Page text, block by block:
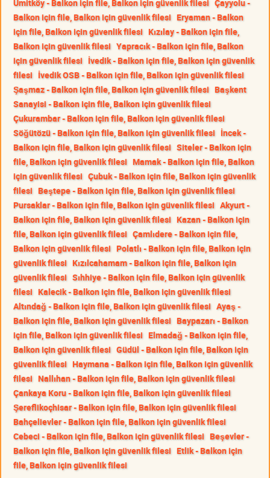
Ümitköy - Balkon için file, Balkon için güvenlik filesi Çayyolu -
Balkon için file, Balkon için güvenlik filesi Eryaman - Balkon
için file, Balkon için güvenlik filesi Kızılay - Balkon için file,
Balkon için güvenlik filesi Yapracık - Balkon için file, Balkon
için güvenlik filesi İvedik - Balkon için file, Balkon için güvenlik
filesi İvedik OSB - Balkon için file, Balkon için güvenlik filesi
Şaşmaz - Balkon için file, Balkon için güvenlik filesi Başkent
Sanayisi - Balkon için file, Balkon için güvenlik filesi
Çukurambar - Balkon için file, Balkon için güvenlik filesi
Söğütözü - Balkon için file, Balkon için güvenlik filesi İncek -
Balkon için file, Balkon için güvenlik filesi Siteler - Balkon için
file, Balkon için güvenlik filesi Mamak - Balkon için file, Balkon
için güvenlik filesi Çubuk - Balkon için file, Balkon için güvenlik
filesi Beştepe - Balkon için file, Balkon için güvenlik filesi
Pursaklar - Balkon için file, Balkon için güvenlik filesi Akyurt -
Balkon için file, Balkon için güvenlik filesi Kazan - Balkon için
file, Balkon için güvenlik filesi Çamlıdere - Balkon için file,
Balkon için güvenlik filesi Polatlı - Balkon için file, Balkon için
güvenlik filesi Kızılcahamam - Balkon için file, Balkon için
güvenlik filesi Sıhhiye - Balkon için file, Balkon için güvenlik
filesi Kalecik - Balkon için file, Balkon için güvenlik filesi
Altındağ - Balkon için file, Balkon için güvenlik filesi Ayaş -
Balkon için file, Balkon için güvenlik filesi Baypazarı - Balkon
için file, Balkon için güvenlik filesi Elmadağ - Balkon için file,
Balkon için güvenlik filesi Güdül - Balkon için file, Balkon için
güvenlik filesi Haymana - Balkon için file, Balkon için güvenlik
filesi Nallıhan - Balkon için file, Balkon için güvenlik filesi
Çankaya Koru - Balkon için file, Balkon için güvenlik filesi
Şereflikoçhisar - Balkon için file, Balkon için güvenlik filesi
Bahçelievler - Balkon için file, Balkon için güvenlik filesi
Cebeci - Balkon için file, Balkon için güvenlik filesi Beşevler -
Balkon için file, Balkon için güvenlik filesi Etlik - Balkon için
file, Balkon için güvenlik filesi